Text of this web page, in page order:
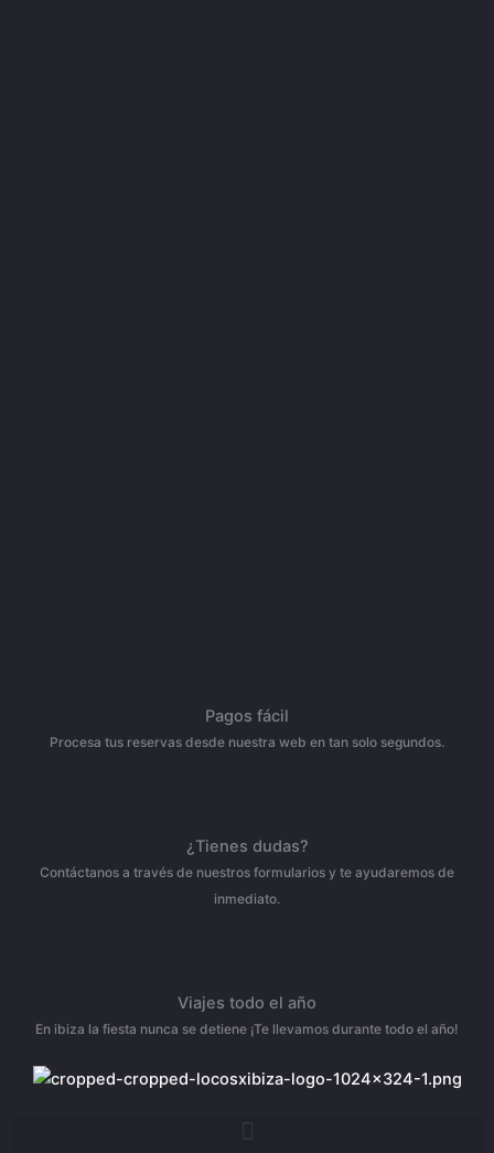
Pagos fácil
Procesa tus reservas desde nuestra web en tan solo segundos.
¿Tienes dudas?
Contáctanos a través de nuestros formularios y te ayudaremos de
inmediato.
Viajes todo el año
En ibiza la fiesta nunca se detiene ¡Te llevamos durante todo el año!